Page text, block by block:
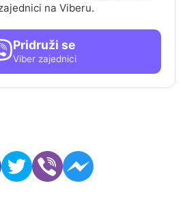
na Viberu.
Pridruži se
Viber zajednici